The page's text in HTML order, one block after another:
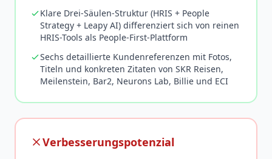
Klare Drei-Säulen-Struktur (HRIS + People
Strategy + Leapy AI) differenziert sich von reinen
HRIS-Tools als People-First-Plattform
Sechs detaillierte Kundenreferenzen mit Fotos,
Titeln und konkreten Zitaten von SKR Reisen,
Meilenstein, Bar2, Neurons Lab, Billie und ECI
Verbesserungspotenzial